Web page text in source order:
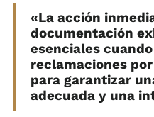
«La acción
documentación
esenciales
reclamaciones
para garantizar
adecuada y una